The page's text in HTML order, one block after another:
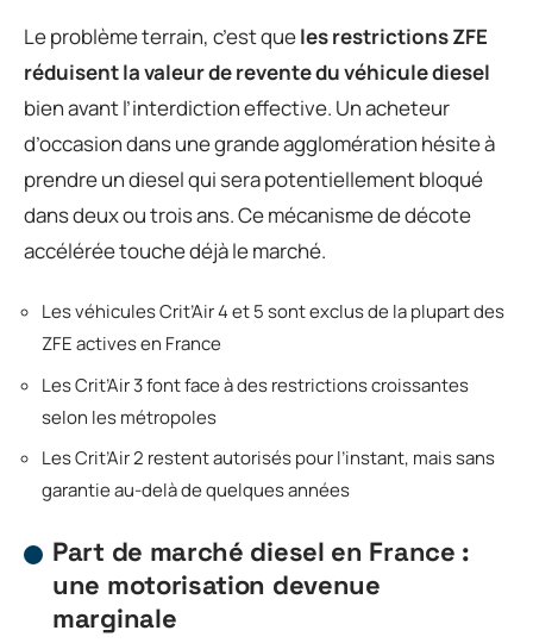
Le problème terrain, c’est queles restrictions ZFE
réduisent la valeur de revente du véhicule diesel
bien avant l’interdiction effective. Un acheteur
d’occasion dans une grande agglomération hésite à
prendre un diesel qui sera potentiellement bloqué
dans deux ou trois ans. Ce mécanisme de décote
accélérée touche déjà le marché.
Les véhicules Crit’Air 4 et 5 sont exclus de la plupart des
ZFE actives en France
Les Crit’Air 3 font face à des restrictions croissantes
selon les métropoles
Les Crit’Air 2 restent autorisés pour l’instant, mais sans
garantie au-delà de quelques années
Part de marché diesel en France :
une motorisation devenue
marginale